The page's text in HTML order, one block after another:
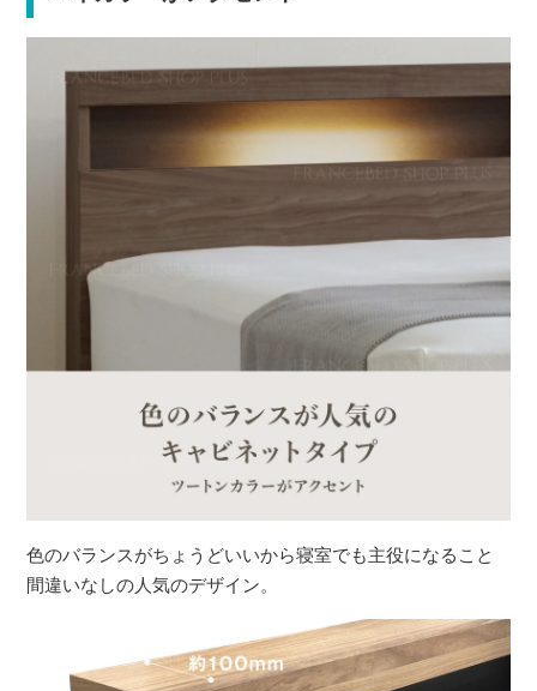
色のバランスがちょうどいいから寝室でも主役になること
間違いなしの人気のデザイン。